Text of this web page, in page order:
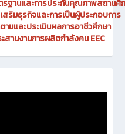
ายุทธศาสตร์แผนงานและงบประมาณ
ริมการวิจัยนวัตกรรมและสิ่งประดิษฐ์
ลและสื่อสารองค์กร